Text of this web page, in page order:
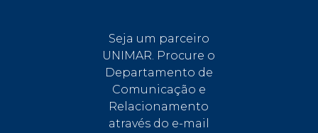
Seja um parceiro
UNIMAR. Procure o
Departamento de
Comunicação e
Relacionamento
através do e-mail